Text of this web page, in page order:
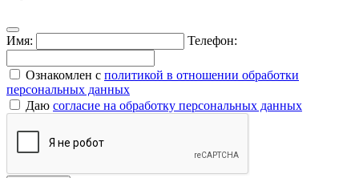
Имя: Телефон:
Ознакомлен с политикой в отношении обработки
персональных данных
Даю согласие на обработку персональных данных